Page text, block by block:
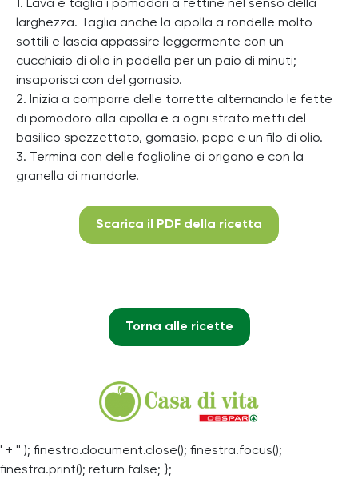
1. Lava e taglia i pomodori a fettine nel senso della
larghezza. Taglia anche la cipolla a rondelle molto
sottili e lascia appassire leggermente con un
cucchiaio di olio in padella per un paio di minuti;
insaporisci con del gomasio.
2. Inizia a comporre delle torrette alternando le fette
di pomodoro alla cipolla e a ogni strato metti del
basilico spezzettato, gomasio, pepe e un filo di olio.
3. Termina con delle foglioline di origano e con la
granella di mandorle.
Scarica il PDF della ricetta
Torna alle ricette
' + '' ); finestra.document.close(); finestra.focus();
finestra.print(); return false; };